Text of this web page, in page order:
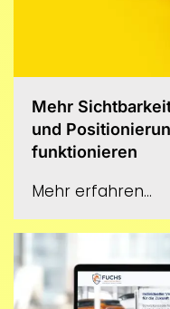
Mehr
und
funktionieren
Mehr erfahren...